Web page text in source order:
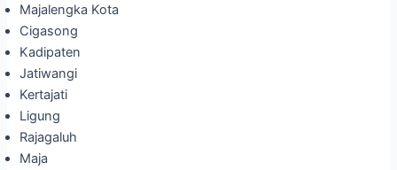
Majalengka Kota
Cigasong
Kadipaten
Jatiwangi
Kertajati
Ligung
Rajagaluh
Maja